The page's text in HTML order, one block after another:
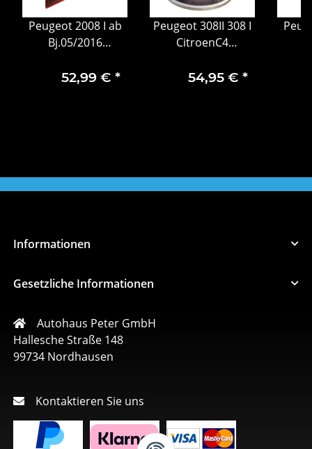
Peugeot 2008 I ab
Bj.05/2016
Rechts 9814757280
52,99 € *
Peugeot 308II 308 I
CitroenC4
Satz Hinten
54,95 € *
Informationen
Gesetzliche Informationen
Autohaus Peter GmbH
Hallesche Straße 148
99734 Nordhausen
Kontaktieren Sie uns